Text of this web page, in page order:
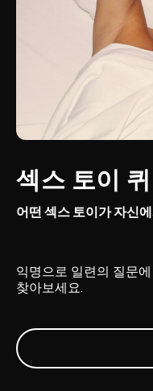
섹스 토이
어떤 섹스 토이가 자신
익명으로 일련의 질문
찾아보세요.